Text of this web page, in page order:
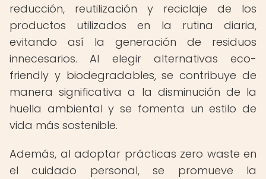
reducción, reutilización y reciclaje de los
productos utilizados en la rutina diaria,
evitando así la generación de residuos
innecesarios. Al elegir alternativas eco-
friendly y biodegradables, se contribuye de
manera significativa a la disminución de la
huella ambiental y se fomenta un estilo de
vida más sostenible.
Además, al adoptar prácticas zero waste en
el cuidado personal, se promueve la